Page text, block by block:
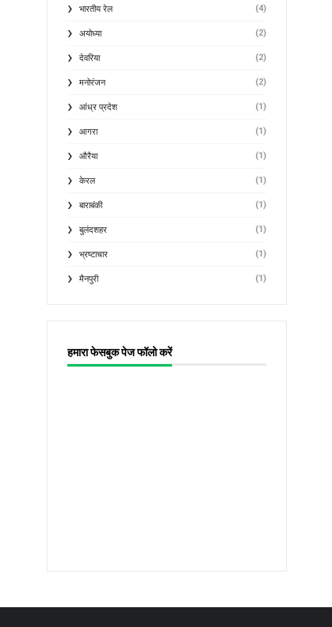
भारतीय रेल (4)
अयोध्या (2)
देवरिया (2)
मनोरंजन (2)
आंध्र प्रदेश (1)
आगरा (1)
औरैया (1)
केरल (1)
बाराबंकी (1)
बुलंदशहर (1)
भ्रष्टाचार (1)
मैनपुरी (1)
हमारा फेसबुक पेज फॉलो करें